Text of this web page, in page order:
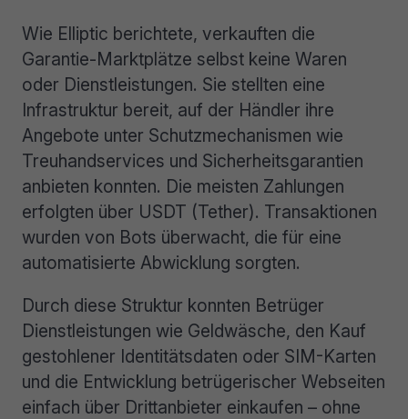
Wie Elliptic berichtete, verkauften die
Garantie-Marktplätze selbst keine Waren
oder Dienstleistungen. Sie stellten eine
Infrastruktur bereit, auf der Händler ihre
Angebote unter Schutzmechanismen wie
Treuhandservices und Sicherheitsgarantien
anbieten konnten. Die meisten Zahlungen
erfolgten über USDT (Tether). Transaktionen
wurden von Bots überwacht, die für eine
automatisierte Abwicklung sorgten.
Durch diese Struktur konnten Betrüger
Dienstleistungen wie Geldwäsche, den Kauf
gestohlener Identitätsdaten oder SIM-Karten
und die Entwicklung betrügerischer Webseiten
einfach über Drittanbieter einkaufen – ohne